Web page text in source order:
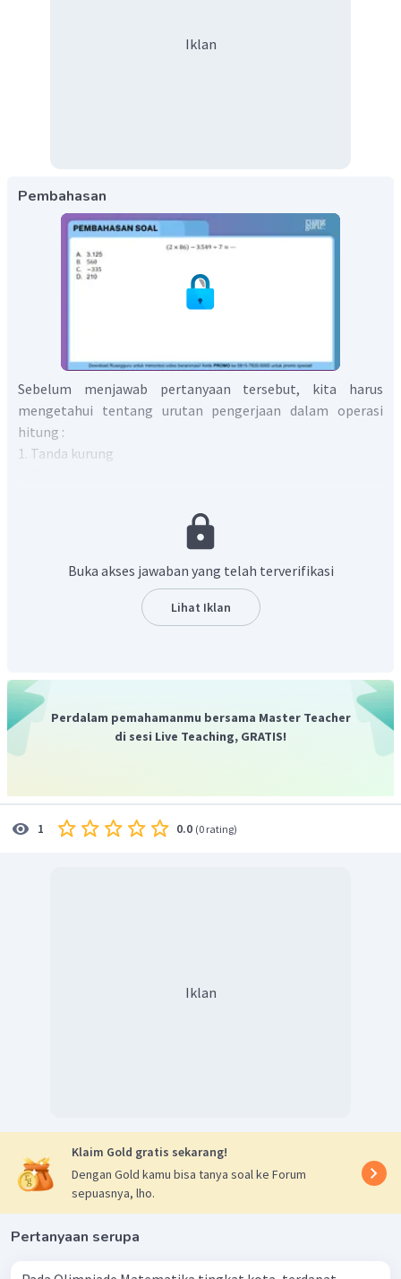
Iklan
Pembahasan
Sebelum menjawab pertanyaan tersebut, kita harus
mengetahui tentang urutan pengerjaan dalam operasi
hitung :
1. Tanda kurung
Jadi, jawaban yang tepat adalah C.
Buka akses jawaban yang telah terverifikasi
Lihat Iklan
Perdalam pemahamanmu bersama Master Teacher
di sesi Live Teaching, GRATIS!
1 0.0 (0 rating)
Iklan
Klaim Gold gratis sekarang!
Dengan Gold kamu bisa tanya soal ke Forum
sepuasnya, lho.
Pertanyaan serupa